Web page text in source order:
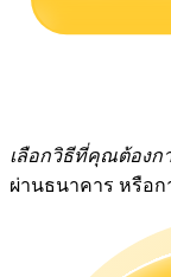
ผลตอบแทน
เลือกวิธีที่คุณต้องก
ผ่านธนาคาร หรือก